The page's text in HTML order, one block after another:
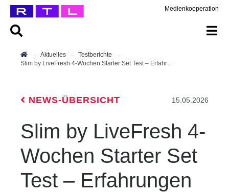
Medienkooperation
Aktuelles
Testberichte
Slim by LiveFresh 4-Wochen Starter Set Test – Erfahrungen mit dem Abnehmkonzept
NEWS-ÜBERSICHT 15.05.2026
Slim by LiveFresh 4-
Wochen Starter Set
Test – Erfahrungen